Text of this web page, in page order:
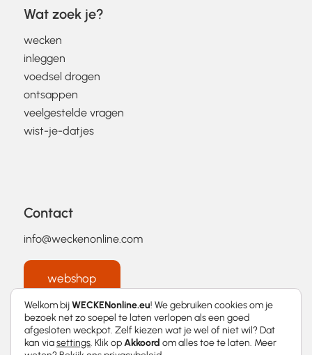
Wat zoek je?
wecken
inleggen
voedsel drogen
ontsappen
veelgestelde vragen
wist-je-datjes
Contact
info@weckenonline.com
webshop
Welkom bijWECKENonline.eu! We gebruiken cookies om je
bezoek net zo soepel te laten verlopen als een goed
afgesloten weckpot. Zelf kiezen wat je wel of niet wil? Dat
kan viasettings. Klik opAkkoord om alles toe te laten. Meer